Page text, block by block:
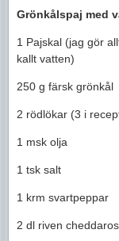
Grönkålspaj med
1 Pajskal (jag gör
kallt vatten)
250 g färsk grönkål
2 rödlökar (3 i
1 msk olja
1 tsk salt
1 krm svartpeppar
2 dl riven